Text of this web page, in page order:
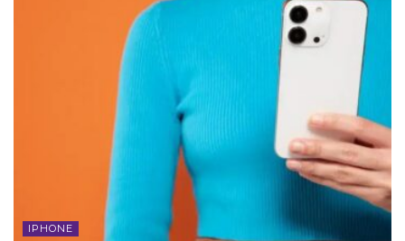
IPHONE